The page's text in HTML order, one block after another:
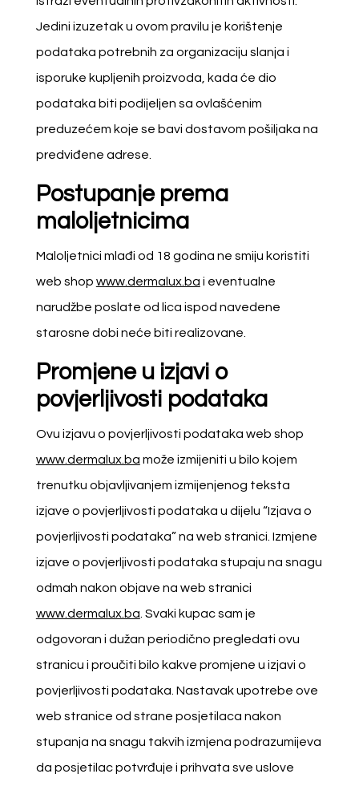
Jedini izuzetak u ovom pravilu je korištenje
podataka potrebnih za organizaciju slanja i
isporuke kupljenih proizvoda, kada će dio
podataka biti podijeljen sa ovlašćenim
preduzećem koje se bavi dostavom pošiljaka na
predviđene adrese.
Postupanje prema
maloljetnicima
Maloljetnici mlađi od 18 godina ne smiju koristiti
web shop www.dermalux.ba i eventualne
narudžbe poslate od lica ispod navedene
starosne dobi neće biti realizovane.
Promjene u izjavi o
povjerljivosti podataka
Ovu izjavu o povjerljivosti podataka web shop
www.dermalux.ba može izmijeniti u bilo kojem
trenutku objavljivanjem izmijenjenog teksta
izjave o povjerljivosti podataka u dijelu “Izjava o
povjerljivosti podataka” na web stranici. Izmjene
izjave o povjerljivosti podataka stupaju na snagu
odmah nakon objave na web stranici
www.dermalux.ba . Svaki kupac sam je
odgovoran i dužan periodično pregledati ovu
stranicu i proučiti bilo kakve promjene u izjavi o
povjerljivosti podataka. Nastavak upotrebe ove
web stranice od strane posjetilaca nakon
stupanja na snagu takvih izmjena podrazumijeva
da posjetilac potvrđuje i prihvata sve uslove